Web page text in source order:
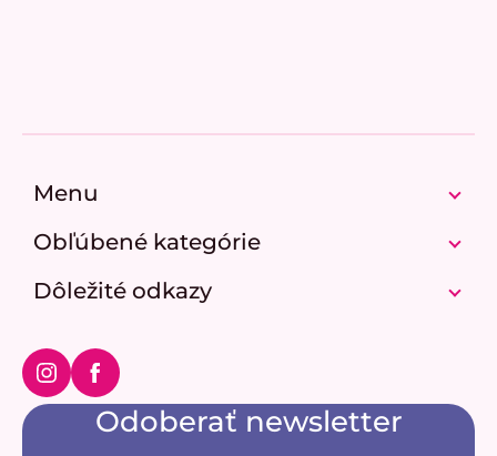
Menu
Obľúbené kategórie
Dôležité odkazy
InstagramFacebook
Odoberať newsletter